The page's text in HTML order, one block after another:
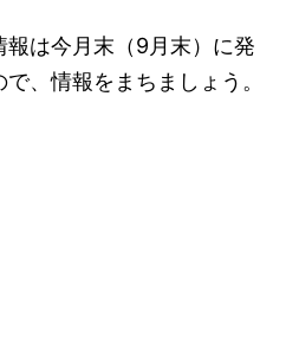
は今月末（9月末）に発
、情報をまちましょう。